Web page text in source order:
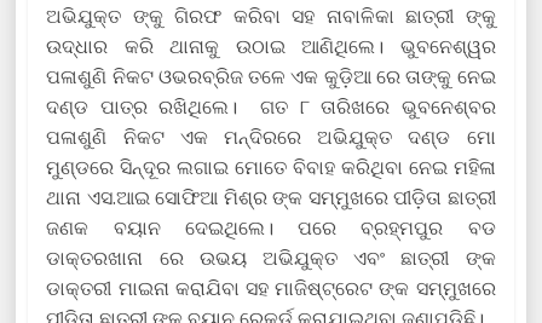
ଅଭିଯୁକ୍ତ ଙ୍କୁ ଗିରଫ କରିବା ସହ ନାବାଳିକା ଛାତ୍ରୀ ଙ୍କୁ
ଉଦ୍ଧାର କରି ଥାନାକୁ ଉଠାଇ ଆଣିଥିଲେ। ଭୁବନେଶ୍ୱର
ପଳାଶୁଣି ନିକଟ ଓଭରବ୍ରିଜ ତଳେ ଏକ କୁଡ଼ିଆ ରେ ତାଙ୍କୁ ନେଇ
ଦଣ୍ଡ ପାତ୍ର ରଖିଥିଲେ। ଗତ ୮ ତାରିଖରେ ଭୁବନେଶ୍ବର
ପଳାଶୁଣି ନିକଟ ଏକ ମନ୍ଦିରରେ ଅଭିଯୁକ୍ତ ଦଣ୍ଡ ମୋ
ମୁଣ୍ଡରେ ସିନ୍ଦୂର ଲଗାଇ ମୋତେ ବିବାହ କରିଥିବା ନେଇ ମହିଳା
ଥାନା ଏସ.ଆଇ ସୋଫିଆ ମିଶ୍ର ଙ୍କ ସମ୍ମୁଖରେ ପୀଡ଼ିତା ଛାତ୍ରୀ
ଜଣକ ବୟାନ ଦେଇଥିଲେ। ପରେ ବ୍ରହ୍ମପୁର ବଡ
ଡାକ୍ତରଖାନା ରେ ଉଭୟ ଅଭିଯୁକ୍ତ ଏବଂ ଛାତ୍ରୀ ଙ୍କ
ଡାକ୍ତରୀ ମାଇନା କରାଯିବା ସହ ମାଜିଷ୍ଟ୍ରେଟ ଙ୍କ ସମ୍ମୁଖରେ